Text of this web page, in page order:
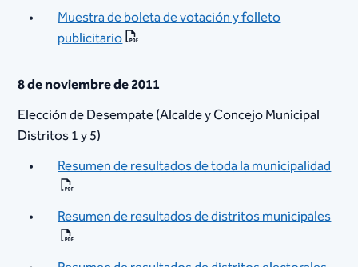
Muestra de boleta de votación y folleto
publicitario
8 de noviembre de 2011
Elección de Desempate (Alcalde y Concejo Municipal
Distritos 1 y 5)
Resumen de resultados de toda la municipalidad
Resumen de resultados de distritos municipales